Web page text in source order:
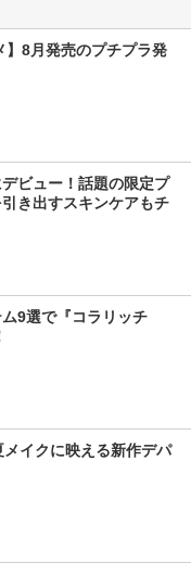
】8月発売のプチプラ発
ビュー！話題の限定プ
き出すスキンケアもチ
9選で『コラリッチ
イクに映える新作デパ